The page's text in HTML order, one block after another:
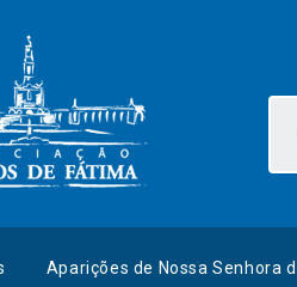
Aparições de Nossa Senhora